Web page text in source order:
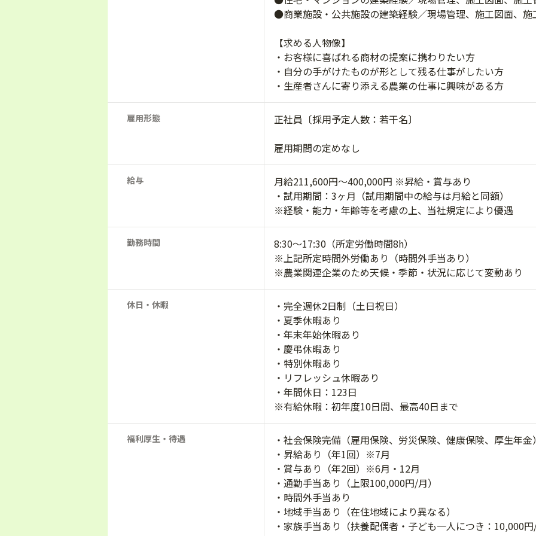
●商業施設・公共施設の建築経験／現場管理、施工図面、施
【求める人物像】
・お客様に喜ばれる商材の提案に携わりたい方
・自分の手がけたものが形として残る仕事がしたい方
・生産者さんに寄り添える農業の仕事に興味がある方
雇用形態
正社員〔採用予定人数：若干名〕
雇用期間の定めなし
給与
月給211,600円～400,000円 ※昇給・賞与あり
・試用期間：3ヶ月（試用期間中の給与は月給と同額）
※経験・能力・年齢等を考慮の上、当社規定により優遇
勤務時間
8:30～17:30（所定労働時間8h）
※上記所定時間外労働あり（時間外手当あり）
※農業関連企業のため天候・季節・状況に応じて変動あり
休日・休暇
・完全週休2日制（土日祝日）
・夏季休暇あり
・年末年始休暇あり
・慶弔休暇あり
・特別休暇あり
・リフレッシュ休暇あり
・年間休日：123日
※有給休暇：初年度10日間、最高40日まで
福利厚生・待遇
・社会保険完備（雇用保険、労災保険、健康保険、厚生年金
・昇給あり（年1回）※7月
・賞与あり（年2回）※6月・12月
・通勤手当あり（上限100,000円/月）
・時間外手当あり
・地域手当あり（在住地域により異なる）
・家族手当あり（扶養配偶者・子ども一人につき：10,000